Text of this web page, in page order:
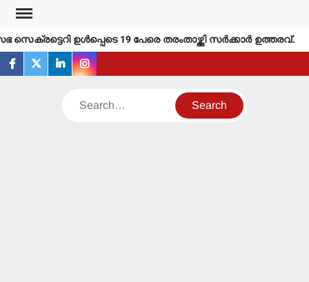
Skip
content
ഉള്‍പ്പെടെ 19 പേരെ തരംതാഴ്ത്തി സര്‍ക്കാര്‍ ഉത്തരവ്.
facebook
twitterlinkedininstagram
Search